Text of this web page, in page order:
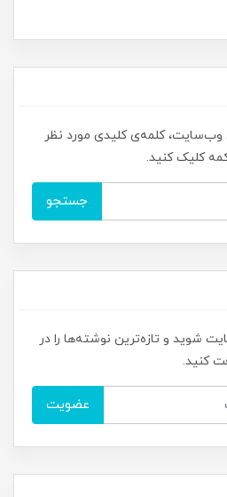
کلمه‌ی کلیدی مورد نظر
کلیک کنید.
جستجو
شوید و تازه‌ترین نوشته‌ها را در
کنید.
عضویت